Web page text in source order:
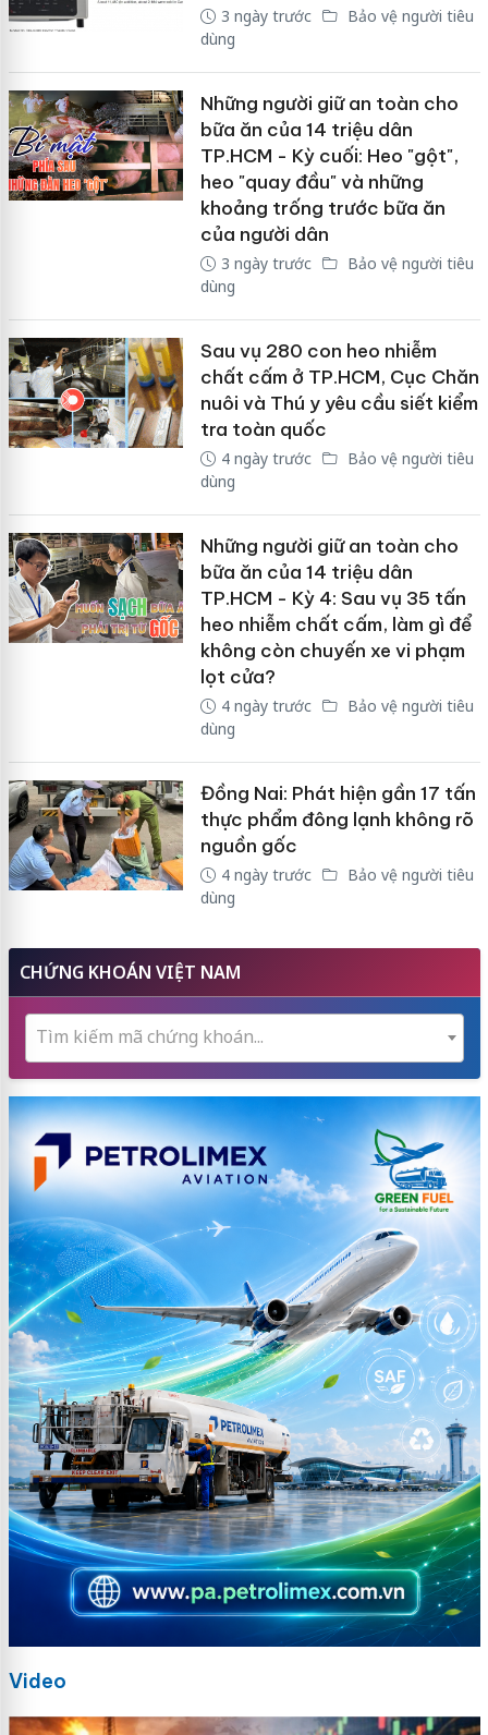
3 ngày trước
Bảo vệ người tiêu
dùng
Những người giữ an toàn cho
bữa ăn của 14 triệu dân
TP.HCM - Kỳ cuối: Heo "gột",
heo "quay đầu" và những
khoảng trống trước bữa ăn
của người dân
3 ngày trước
Bảo vệ người tiêu
dùng
Sau vụ 280 con heo nhiễm
chất cấm ở TP.HCM, Cục Chăn
nuôi và Thú y yêu cầu siết kiểm
tra toàn quốc
4 ngày trước
Bảo vệ người tiêu
dùng
Những người giữ an toàn cho
bữa ăn của 14 triệu dân
TP.HCM - Kỳ 4: Sau vụ 35 tấn
heo nhiễm chất cấm, làm gì để
không còn chuyến xe vi phạm
lọt cửa?
4 ngày trước
Bảo vệ người tiêu
dùng
Đồng Nai: Phát hiện gần 17 tấn
thực phẩm đông lạnh không rõ
nguồn gốc
4 ngày trước
Bảo vệ người tiêu
dùng
CHỨNG KHOÁN VIỆT NAM
Tìm kiếm mã chứng khoán...
Video